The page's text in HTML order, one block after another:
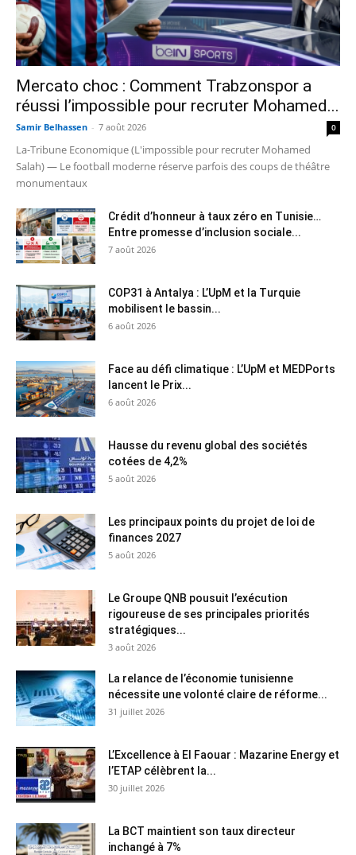
Mercato choc : Comment Trabzonspor a
réussi l’impossible pour recruter Mohamed...
Samir Belhassen - 7 août 2026 0
La-Tribune Economique (L'impossible pour recruter Mohamed
Salah) — Le football moderne réserve parfois des coups de théâtre
monumentaux
Crédit d’honneur à taux zéro en Tunisie…
Entre promesse d’inclusion sociale...
7 août 2026
COP31 à Antalya : L’UpM et la Turquie
mobilisent le bassin...
6 août 2026
Face au défi climatique : L’UpM et MEDPorts
lancent le Prix...
6 août 2026
Hausse du revenu global des sociétés
cotées de 4,2%
5 août 2026
Les principaux points du projet de loi de
finances 2027
5 août 2026
Le Groupe QNB pousuit l’exécution
rigoureuse de ses principales priorités
stratégiques...
3 août 2026
La relance de l’économie tunisienne
nécessite une volonté claire de réforme...
31 juillet 2026
L’Excellence à El Faouar : Mazarine Energy et
l’ETAP célèbrent la...
30 juillet 2026
La BCT maintient son taux directeur
inchangé à 7%